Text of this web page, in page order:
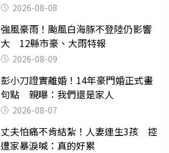
2026-08-08
強風豪雨！颱風白海豚不登陸仍影響
大 12縣市豪、大雨特報
2026-08-09
彭小刀證實離婚！14年豪門婚正式畫
句點 親曝：我們還是家人
2026-08-07
丈夫怕痛不肯結紮！人妻連生3孩 控
遭家暴淚喊：真的好累